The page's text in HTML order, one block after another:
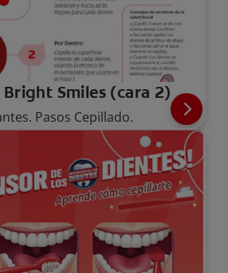
Smiles (cara 2)
Pasos Cepillado.